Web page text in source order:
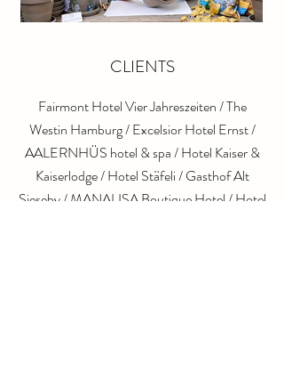
CLIENTS
Fairmont Hotel Vier Jahreszeiten / The
Westin Hamburg / Excelsior Hotel Ernst /
AALERNHÜS hotel & spa / Hotel Kaiser &
Kaiserlodge / Hotel Stäfeli / Gasthof Alt
Sieseby / MANALISA Boutique Hotel / Hotel